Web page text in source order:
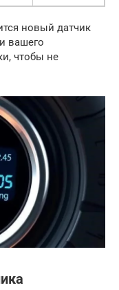
новый датчик
вашего
чтобы не